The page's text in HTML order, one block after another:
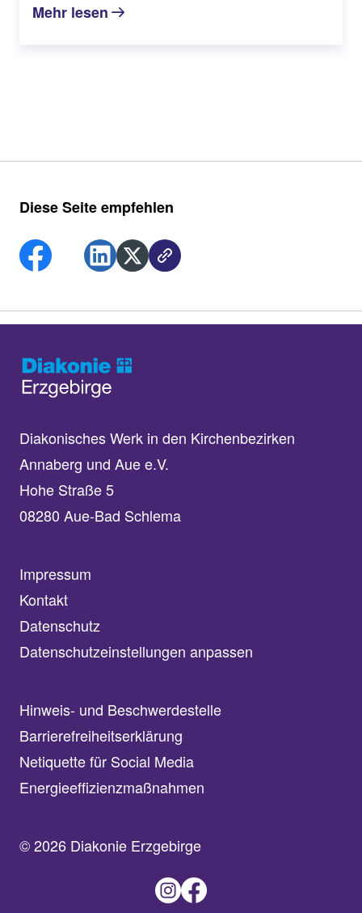
Mehr lesen
Diese Seite empfehlen
Diakonisches Werk in den Kirchenbezirken
Annaberg und Aue e.V.
Hohe Straße 5
08280 Aue-Bad Schlema
Impressum
Kontakt
Datenschutz
Datenschutzeinstellungen anpassen
Hinweis- und Beschwerdestelle
Barrierefreiheitserklärung
Netiquette für Social Media
Energieeffizienzmaßnahmen
© 2026 Diakonie Erzgebirge